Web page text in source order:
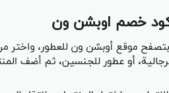
خصم اوبشن ون
موقع أوبشن ون للعطور، واختر
أو عطور للجنسين، ثم أضف